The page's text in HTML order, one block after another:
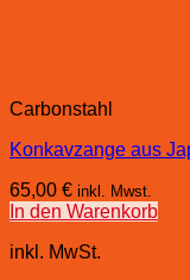
Carbonstahl
Konkavzange aus
65,00 € inkl. Mwst.
In den Warenkorb
inkl. MwSt.